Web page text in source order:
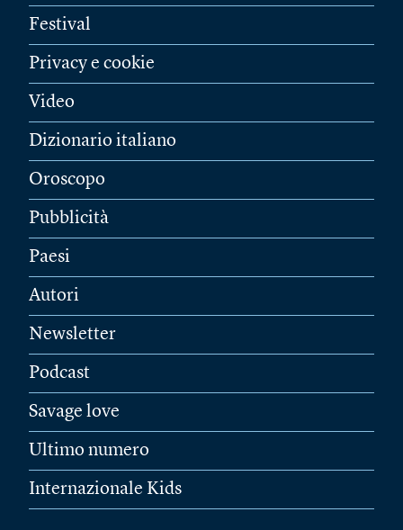
Festival
Privacy e cookie
Video
Dizionario italiano
Oroscopo
Pubblicità
Paesi
Autori
Newsletter
Podcast
Savage love
Ultimo numero
Internazionale Kids